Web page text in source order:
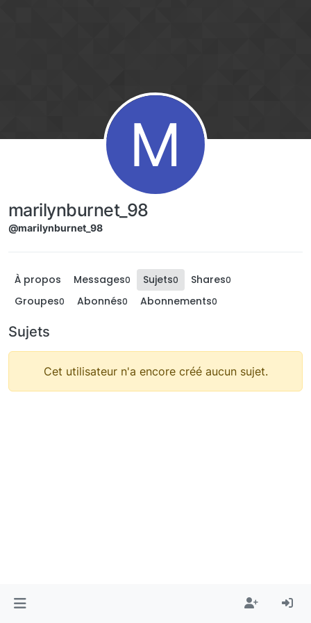
M
marilynburnet_98
@marilynburnet_98
À propos Messages0 Sujets0 Shares0
Groupes0 Abonnés0 Abonnements0
Sujets
Cet utilisateur n'a encore créé aucun sujet.